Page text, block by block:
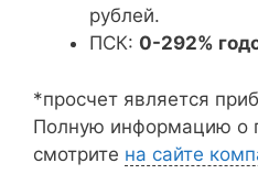
рублей.
ПСК: 0-292%
*просчет является
Полную информацию о
смотрите на сайте